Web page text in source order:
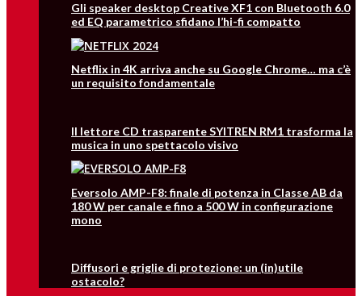
Gli speaker desktop Creative XF1 con Bluetooth 6.0
ed EQ parametrico sfidano l’hi-fi compatto
Netflix in 4K arriva anche su Google Chrome… ma c’è
un requisito fondamentale
Il lettore CD trasparente SYITREN RM1 trasforma la
musica in uno spettacolo visivo
Eversolo AMP-F8: finale di potenza in Classe AB da
180 W per canale e fino a 500 W in configurazione
mono
Diffusori e griglie di protezione: un (in)utile
ostacolo?